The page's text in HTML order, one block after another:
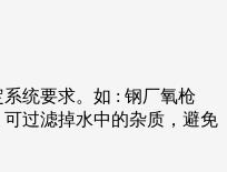
统要求。如 : 钢厂氧枪
过滤掉水中的杂质，避免